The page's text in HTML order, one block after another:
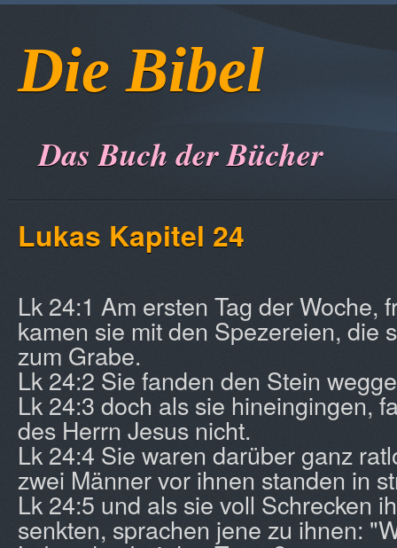
Die Bibel
Das Buch der Bücher
Lukas Kapitel 24
Lk 24:1 Am ersten Tag der Woche,
kamen sie mit den Spezereien, die
zum Grabe.
Lk 24:2 Sie fanden den Stein
Lk 24:3 doch als sie hineingingen,
des Herrn Jesus nicht.
Lk 24:4 Sie waren darüber ganz
zwei Männer vor ihnen standen in
Lk 24:5 und als sie voll Schrecken
senkten, sprachen jene zu ihnen: